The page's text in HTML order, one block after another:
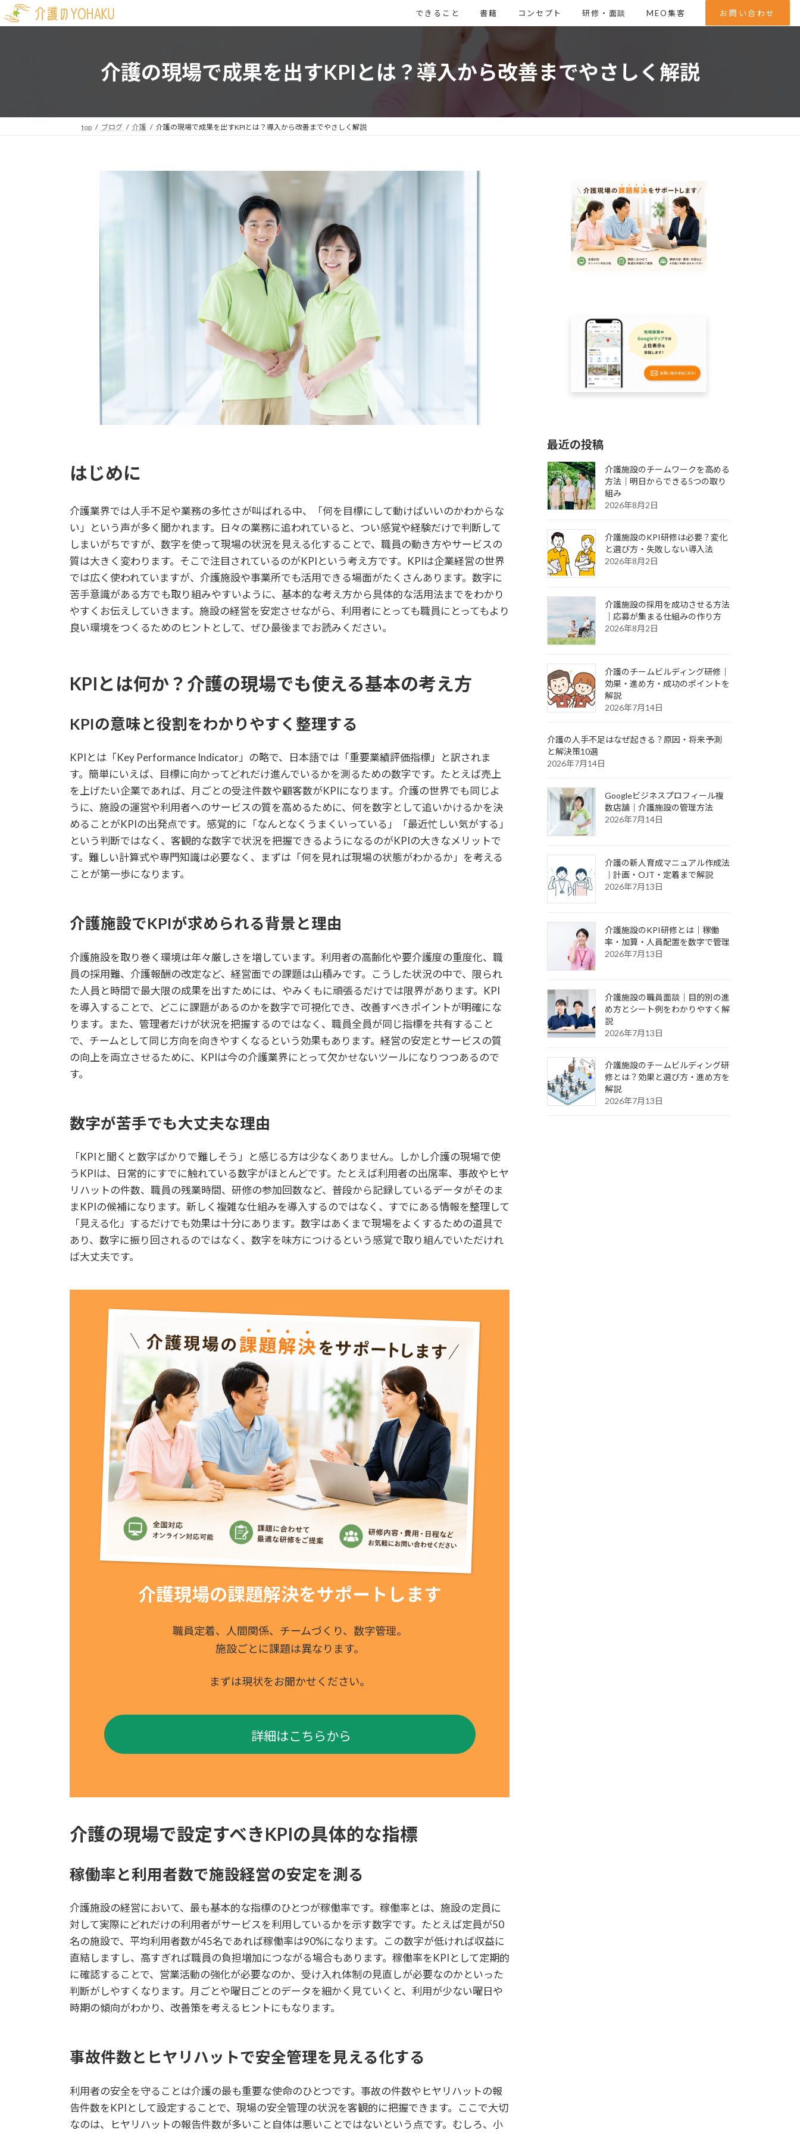
ン
ビ
できること 書籍 コンセプト 研修・面談 MEO集客 お問い合わせ
介護の現場で成果を出すKPIとは？導入から改善までやさしく解説
top ブログ 介護 介護の現場で成果を出すKPIとは？導入から改善までやさしく解説
はじめに
介護業界では人手不足や業務の多忙さが叫ばれる中、「何を目標にして動けばいいのかわからな
い」という声が多く聞かれます。日々の業務に追われていると、つい感覚や経験だけで判断して
しまいがちですが、数字を使って現場の状況を見える化することで、職員の動き方やサービスの
質は大きく変わります。そこで注目されているのがKPIという考え方です。KPIは企業経営の世界
では広く使われていますが、介護施設や事業所でも活用できる場面がたくさんあります。数字に
苦手意識がある方でも取り組みやすいように、基本的な考え方から具体的な活用法までをわかり
やすくお伝えしていきます。施設の経営を安定させながら、利用者にとっても職員にとってもより
良い環境をつくるためのヒントとして、ぜひ最後までお読みください。
KPIとは何か？介護の現場でも使える基本の考え方
KPIの意味と役割をわかりやすく整理する
KPIとは「Key Performance Indicator」の略で、日本語では「重要業績評価指標」と訳されま
す。簡単にいえば、目標に向かってどれだけ進んでいるかを測るための数字です。たとえば売上
を上げたい企業であれば、月ごとの受注件数や顧客数がKPIになります。介護の世界でも同じよ
うに、施設の運営や利用者へのサービスの質を高めるために、何を数字として追いかけるかを決
めることがKPIの出発点です。感覚的に「なんとなくうまくいっている」「最近忙しい気がする」
という判断ではなく、客観的な数字で状況を把握できるようになるのがKPIの大きなメリットで
す。難しい計算式や専門知識は必要なく、まずは「何を見れば現場の状態がわかるか」を考える
ことが第一歩になります。
介護施設でKPIが求められる背景と理由
介護施設を取り巻く環境は年々厳しさを増しています。利用者の高齢化や要介護度の重度化、職
員の採用難、介護報酬の改定など、経営面での課題は山積みです。こうした状況の中で、限られ
た人員と時間で最大限の成果を出すためには、やみくもに頑張るだけでは限界があります。KPI
を導入することで、どこに課題があるのかを数字で可視化でき、改善すべきポイントが明確にな
ります。また、管理者だけが状況を把握するのではなく、職員全員が同じ指標を共有すること
で、チームとして同じ方向を向きやすくなるという効果もあります。経営の安定とサービスの質
の向上を両立させるために、KPIは今の介護業界にとって欠かせないツールになりつつあるので
す。
数字が苦手でも大丈夫な理由
「KPIと聞くと数字ばかりで難しそう」と感じる方は少なくありません。しかし介護の現場で使
うKPIは、日常的にすでに触れている数字がほとんどです。たとえば利用者の出席率、事故やヒヤ
リハットの件数、職員の残業時間、研修の参加回数など、普段から記録しているデータがそのま
まKPIの候補になります。新しく複雑な仕組みを導入するのではなく、すでにある情報を整理して
「見える化」するだけでも効果は十分にあります。数字はあくまで現場をよくするための道具で
あり、数字に振り回されるのではなく、数字を味方につけるという感覚で取り組んでいただけれ
ば大丈夫です。
介護現場の課題解決をサポートします
職員定着、人間関係、チームづくり、数字管理。
施設ごとに課題は異なります。
まずは現状をお聞かせください。
詳細はこちらから
介護の現場で設定すべきKPIの具体的な指標
稼働率と利用者数で施設経営の安定を測る
介護施設の経営において、最も基本的な指標のひとつが稼働率です。稼働率とは、施設の定員に
対して実際にどれだけの利用者がサービスを利用しているかを示す数字です。たとえば定員が50
名の施設で、平均利用者数が45名であれば稼働率は90%になります。この数字が低ければ収益に
直結しますし、高すぎれば職員の負担増加につながる場合もあります。稼働率をKPIとして定期的
に確認することで、営業活動の強化が必要なのか、受け入れ体制の見直しが必要なのかといった
判断がしやすくなります。月ごとや曜日ごとのデータを細かく見ていくと、利用が少ない曜日や
時期の傾向がわかり、改善策を考えるヒントにもなります。
事故件数とヒヤリハットで安全管理を見える化する
利用者の安全を守ることは介護の最も重要な使命のひとつです。事故の件数やヒヤリハットの報
告件数をKPIとして設定することで、現場の安全管理の状況を客観的に把握できます。ここで大切
なのは、ヒヤリハットの報告件数が多いこと自体は悪いことではないという点です。むしろ、小
最近の投稿
介護施設のチームワークを高める
方法｜明日からできる5つの取り
組み
2026年8月2日
介護施設のKPI研修は必要？変化
と選び方・失敗しない導入法
2026年8月2日
介護施設の採用を成功させる方法
｜応募が集まる仕組みの作り方
2026年8月2日
介護のチームビルディング研修｜
効果・進め方・成功のポイントを
解説
2026年7月14日
介護の人手不足はなぜ起きる？原因・将来予測
と解決策10選
2026年7月14日
Googleビジネスプロフィール複
数店舗｜介護施設の管理方法
2026年7月14日
介護の新人育成マニュアル作成法
｜計画・OJT・定着まで解説
2026年7月13日
介護施設のKPI研修とは｜稼働
率・加算・人員配置を数字で管理
2026年7月13日
介護施設の職員面談｜目的別の進
め方とシート例をわかりやすく解
説
2026年7月13日
介護施設のチームビルディング研
修とは？効果と選び方・進め方を
解説
2026年7月13日